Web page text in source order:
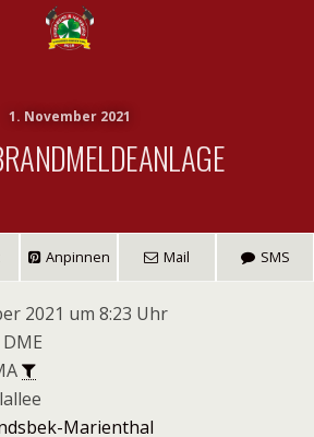
1. November 2021
Anpinnen Mail SMS
2021 um 8:23 Uhr
DME
Marienthal